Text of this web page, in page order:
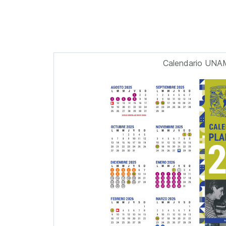
Calendario